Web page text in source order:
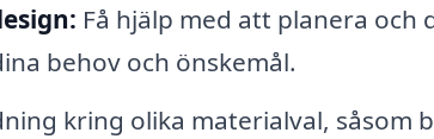
Få hjälp med att planera och
behov och önskemål.
kring olika materialval, såsom